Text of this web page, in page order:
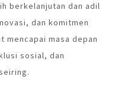
berkelanjutan dan adil
dan komitmen
mencapai masa depan
sosial, dan